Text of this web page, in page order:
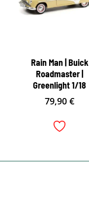
Rain Man | Buick
Roadmaster |
Greenlight 1/18
79,90€